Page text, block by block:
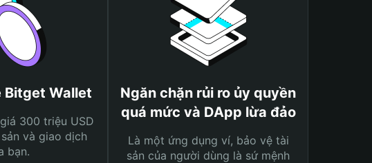
Bitget Wallet
300 triệu USD
và giao dịch
bạn.
Ngăn chặn rủi ro ủy quyền
quá mức và DApp lừa đảo
Là một ứng dụng ví, bảo vệ tài
sản của người dùng là sứ mệnh